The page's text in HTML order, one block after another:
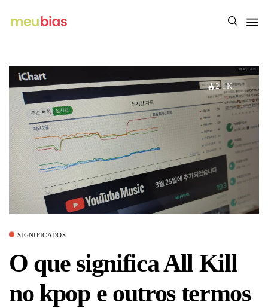
2.1K
SIGNIFICADOS
O que significa All Kill
no kpop e outros termos